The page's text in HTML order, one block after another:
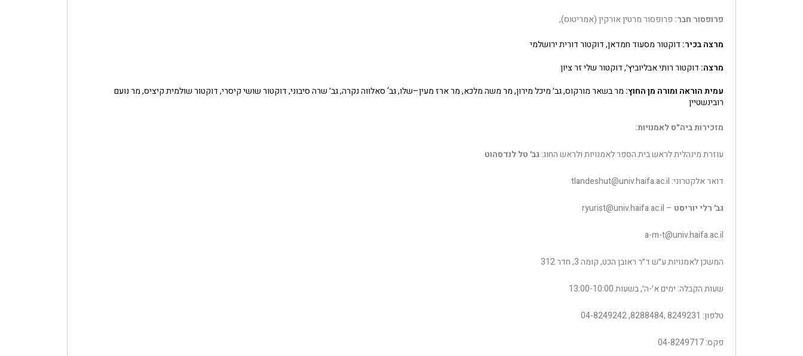
פרופסור חבר: פרופסור מרטין אורקין (אמריטוס),
מרצה בכיר: דוקטור מסעוד חמדאן, דוקטור דורית ירושלמי
מרצה: דוקטור רותי אבליוביץ׳, דוקטור שלי זר ציון
עמית הוראה ומורה מן החוץ: מר בשאר מורקוס, גב׳ מיכל מירון, מר משה מלכא, מר ארז מעין–שלו, גב‘ סאלווה נקרה, גב׳ שרה סיבוני, דוקטור שושי קיסרי, דוקטור שולמית קיציס, מר נועם
רובינשטיין
מזכירות ביה״ס לאמנויות:
עוזרת מינהלית לראש בית הספר לאמנויות ולראש החוג:גב׳ טל לנדסהוט
דואר אלקטרוני: tlandeshut@univ.haifa.ac.il
גב׳ רלי יוריסט – ryurist@univ.haifa.ac.il
a-m-t@univ.haifa.ac.il
המשכן לאמנויות ע״ש ד״ר ראובן הכט, קומה 3, חדר 312
שעות הקבלה: ימים א׳-ה׳, בשעות 13:00-10:00
טלפון: 8249231 ,8288484, 04-8249242
פקס: 04-8249717